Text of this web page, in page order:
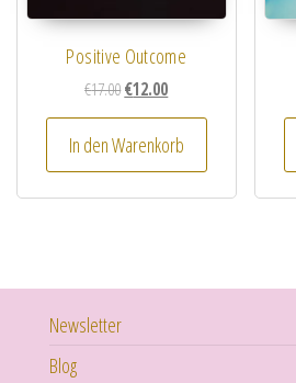
Positive Outcome
€17.00Ursprünglicher Preis war: €17.00
€12.00Aktueller Preis ist: €12.00.
In den Warenkorb
Newsletter
Blog